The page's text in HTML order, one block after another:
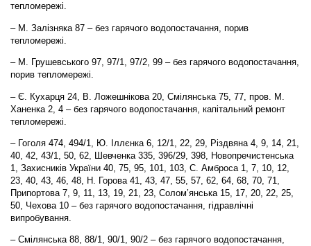
тепломережі.
– М. Залізняка 87 – без гарячого водопостачання, порив
тепломережі.
– М. Грушевського 97, 97/1, 97/2, 99 – без гарячого водопостачання,
порив тепломережі.
– Є. Кухарця 24, В. Ложешнікова 20, Смілянська 75, 77, пров. М.
Ханенка 2, 4 – без гарячого водопостачання, капітальний ремонт
тепломережі.
– Гоголя 474, 494/1, Ю. Іллєнка 6, 12/1, 22, 29, Різдвяна 4, 9, 14, 21,
40, 42, 43/1, 50, 62, Шевченка 335, 396/29, 398, Новопречистенська
1, Захисників України 40, 75, 95, 101, 103, С. Амброса 1, 7, 10, 12,
23, 40, 43, 46, 48, Н. Горова 41, 43, 47, 55, 57, 62, 64, 68, 70, 71,
Припортова 7, 9, 11, 13, 19, 21, 23, Солом’янська 15, 17, 20, 22, 25,
50, Чехова 10 – без гарячого водопостачання, гідравлічні
випробування.
– Смілянська 88, 88/1, 90/1, 90/2 – без гарячого водопостачання,